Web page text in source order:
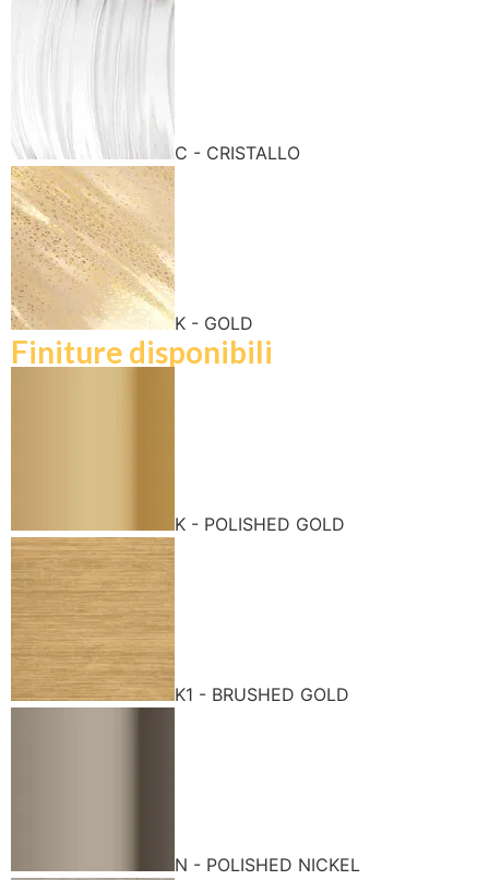
C - CRISTALLO
K - GOLD
Finiture disponibili
K - POLISHED GOLD
K1 - BRUSHED GOLD
N - POLISHED NICKEL